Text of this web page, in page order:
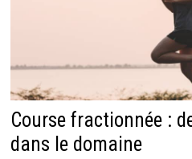
Course fractionnée :
dans le domaine